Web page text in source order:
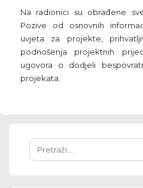
Na radionici su obrađene
Pozive od osnovnih
uvjeta za projekte,
podnošenja projektnih
ugovora o dodjeli
projekata.